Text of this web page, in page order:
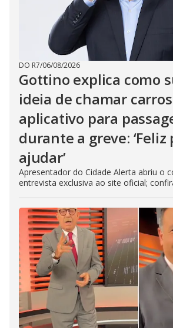
DO R7/06/08/2026
Gottino explica como
ideia de chamar
aplicativo para
durante a greve:
ajudar’
Apresentador do Cidade Alerta abriu o
entrevista exclusiva ao site oficial;